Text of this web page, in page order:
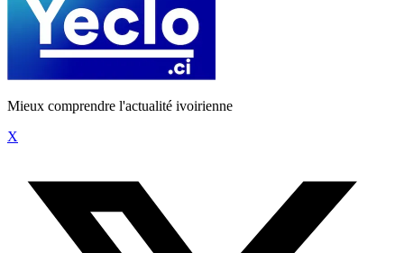
Mieux comprendre l'actualité ivoirienne
X